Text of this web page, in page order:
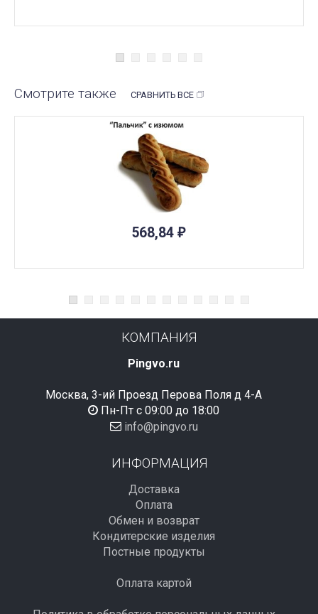
Смотрите также СРАВНИТЬ ВСЕ
568,84 ₽
КОМПАНИЯ
Pingvo.ru
Москва, 3-ий Проезд Перова Поля д 4-А
Пн-Пт с 09:00 до 18:00
info@pingvo.ru
ИНФОРМАЦИЯ
Доставка
Оплата
Обмен и возврат
Кондитерские изделия
Постные продукты
Оплата картой